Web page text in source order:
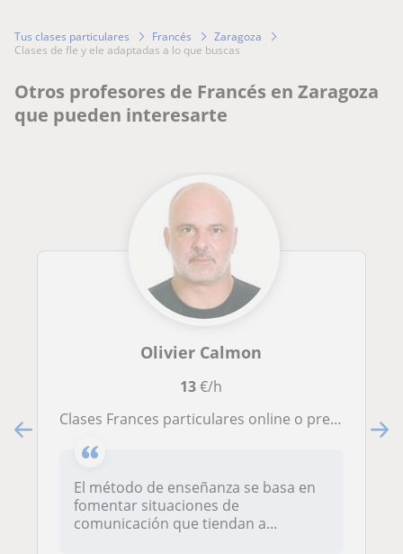
Tus clases particulares Francés
Zaragoza
clases de fle y ele adaptadas a lo que buscas
Otros profesores de Francés en Zaragoza
que pueden interesarte
Olivier Calmon
13€/h
Clases Frances particulares online o presencial en Zaragoza capital
El método de enseñanza se basa en
fomentar situaciones de
comunicación que tiendan a...